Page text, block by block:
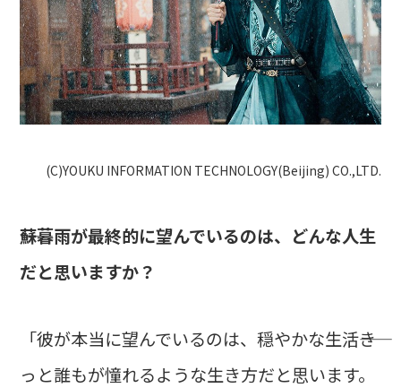
(C)YOUKU INFORMATION TECHNOLOGY(Beijing) CO.,LTD.
――蘇暮雨が最終的に望んでいるのは、どんな人生
だと思いますか？
「彼が本当に望んでいるのは、穏やかな生活――き
っと誰もが憧れるような生き方だと思います。